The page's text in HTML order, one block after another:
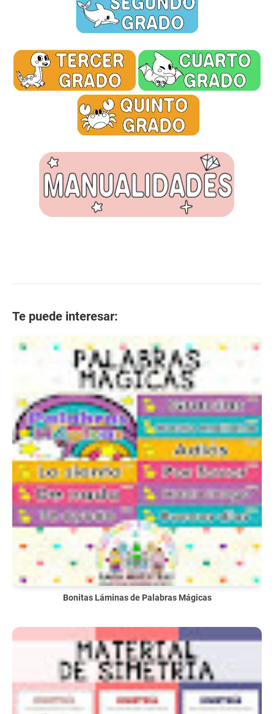
Te puede interesar:
Bonitas Láminas de Palabras Mágicas